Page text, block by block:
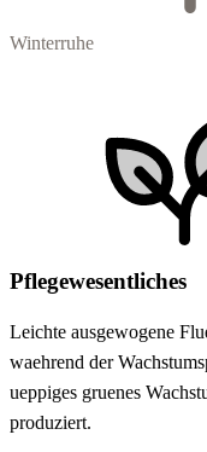
Winterruhe
Pflegewesentliches
Leichte ausgewogene
waehrend der
ueppiges gruenes
produziert.